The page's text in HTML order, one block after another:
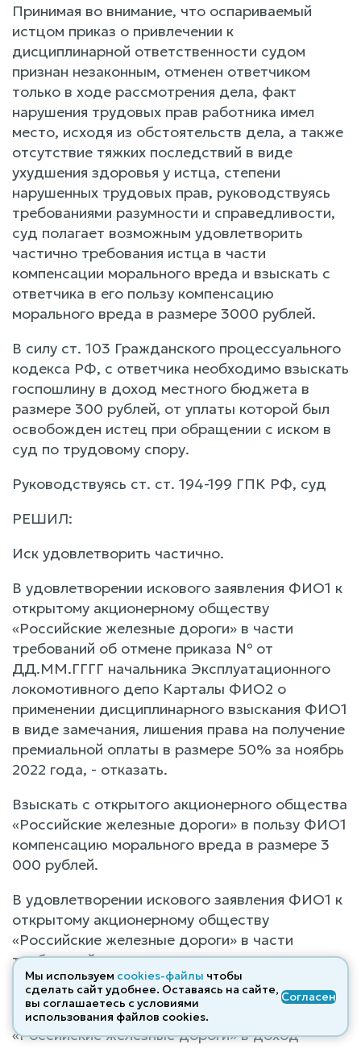
Принимая во внимание, что оспариваемый
истцом приказ о привлечении к
дисциплинарной ответственности судом
признан незаконным, отменен ответчиком
только в ходе рассмотрения дела, факт
нарушения трудовых прав работника имел
место, исходя из обстоятельств дела, а также
отсутствие тяжких последствий в виде
ухудшения здоровья у истца, степени
нарушенных трудовых прав, руководствуясь
требованиями разумности и справедливости,
суд полагает возможным удовлетворить
частично требования истца в части
компенсации морального вреда и взыскать с
ответчика в его пользу компенсацию
морального вреда в размере 3000 рублей.
В силу ст. 103 Гражданского процессуального
кодекса РФ, с ответчика необходимо взыскать
госпошлину в доход местного бюджета в
размере 300 рублей, от уплаты которой был
освобожден истец при обращении с иском в
суд по трудовому спору.
Руководствуясь ст. ст. 194-199 ГПК РФ, суд
РЕШИЛ:
Иск удовлетворить частично.
В удовлетворении искового заявления ФИО1 к
открытому акционерному обществу
«Российские железные дороги» в части
требований об отмене приказа № от
ДД.ММ.ГГГГ начальника Эксплуатационного
локомотивного депо Карталы ФИО2 о
применении дисциплинарного взыскания ФИО1
в виде замечания, лишения права на получение
премиальной оплаты в размере 50% за ноябрь
2022 года, - отказать.
Взыскать с открытого акционерного общества
«Российские железные дороги» в пользу ФИО1
компенсацию морального вреда в размере 3
000 рублей.
В удовлетворении искового заявления ФИО1 к
открытому акционерному обществу
«Российские железные дороги» в части
требований о компенсации морального вреда
в размере 2000 рублей, - отказать.
Взыскать с открытого акционерного общества
«Российские железные дороги» в доход
Мы используем cookies-файлы чтобы
сделать сайт удобнее. Оставаясь на сайте,
вы соглашаетесь с условиями
использования файлов cооkies.
Согласен